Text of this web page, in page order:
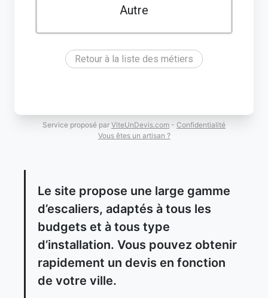
Autre
Retour à la liste des métiers
Service proposé par ViteUnDevis.com - Confidentialité
Vous êtes un artisan ?
Le site propose une large gamme
d’escaliers, adaptés à tous les
budgets et à tous type
d’installation. Vous pouvez obtenir
rapidement un devis en fonction
de votre ville.